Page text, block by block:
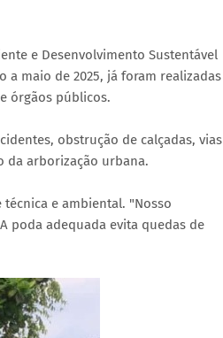
e Desenvolvimento Sustentável
a maio de 2025, já foram realizadas
órgãos públicos.
obstrução de calçadas, vias
da arborização urbana.
e ambiental. "Nosso
poda adequada evita quedas de